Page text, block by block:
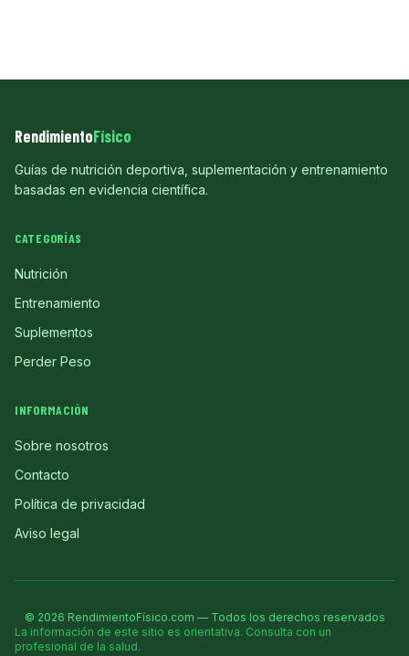
RendimientoFísico
Guías de nutrición deportiva, suplementación y entrenamiento
basadas en evidencia científica.
CATEGORÍAS
Nutrición
Entrenamiento
Suplementos
Perder Peso
INFORMACIÓN
Sobre nosotros
Contacto
Política de privacidad
Aviso legal
© 2026 RendimientoFísico.com — Todos los derechos reservados
La información de este sitio es orientativa. Consulta con un
profesional de la salud.